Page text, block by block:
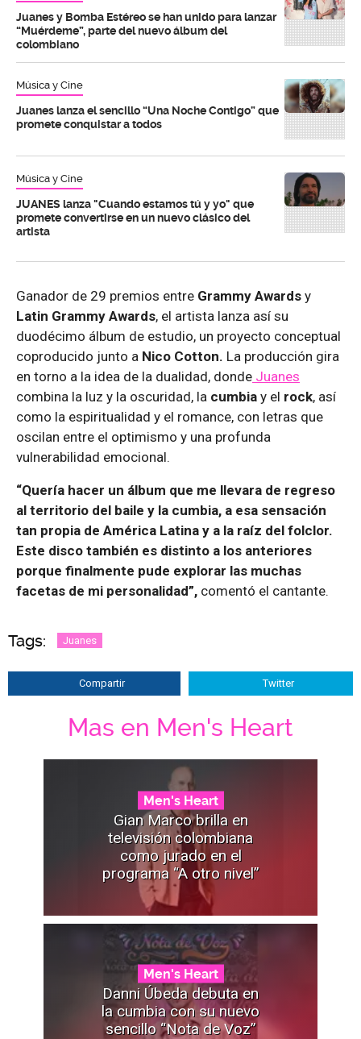
Juanes y Bomba Estéreo se han unido para lanzar
“Muérdeme”, parte del nuevo álbum del
colombiano
Música y Cine
Juanes lanza el sencillo “Una Noche Contigo” que
promete conquistar a todos
Música y Cine
JUANES lanza "Cuando estamos tú y yo" que
promete convertirse en un nuevo clásico del
artista
Ganador de 29 premios entre Grammy Awards y
Latin Grammy Awards, el artista lanza así su
duodécimo álbum de estudio, un proyecto conceptual
coproducido junto a Nico Cotton. La producción gira
en torno a la idea de la dualidad, donde Juanes
combina la luz y la oscuridad, la cumbia y el rock, así
como la espiritualidad y el romance, con letras que
oscilan entre el optimismo y una profunda
vulnerabilidad emocional.
“Quería hacer un álbum que me llevara de regreso
al territorio del baile y la cumbia, a esa sensación
tan propia de América Latina y a la raíz del folclor.
Este disco también es distinto a los anteriores
porque finalmente pude explorar las muchas
facetas de mi personalidad”, comentó el cantante.
Tags: Juanes
Compartir Twitter
Mas en Men's Heart
Men's Heart
Gian Marco brilla en
televisión colombiana
como jurado en el
programa “A otro nivel”
Men's Heart
Danni Úbeda debuta en
la cumbia con su nuevo
sencillo “Nota de Voz”